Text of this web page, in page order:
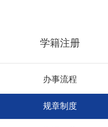
学籍注册
办事流程
规章制度